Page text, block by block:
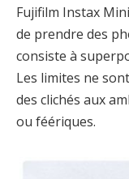
Fujifilm Instax
de prendre des
consiste à
Les limites ne
des clichés aux
ou féériques.